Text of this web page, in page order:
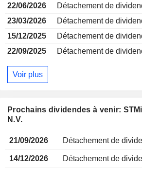
Prochains dividendes à venir:
N.V.
21/09/2026 Détachement de
14/12/2026 Détachement de
22/06/2026
Détachement de
23/03/2026
Détachement de
15/12/2025
Détachement de
22/09/2025
Détachement de
Voir plus